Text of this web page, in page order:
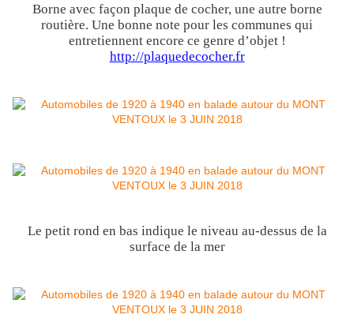
Borne avec façon plaque de cocher, une autre borne
routière. Une bonne note pour les communes qui
entretiennent encore ce genre d’objet !
http://plaquedecocher.fr
Le petit rond en bas indique le niveau au-dessus de la
surface de la mer